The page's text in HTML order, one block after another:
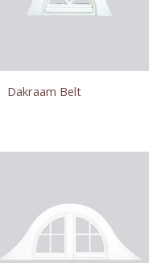
Dakraam Belt